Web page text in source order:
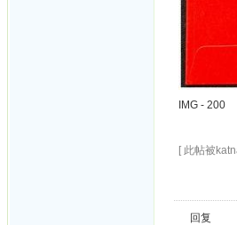
IMG - 200
[ 此帖被
回复